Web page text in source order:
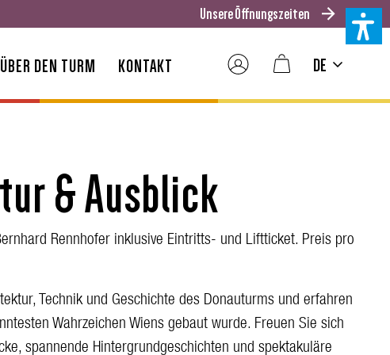
Unsere Öffnungszeiten
ÜBER DEN TURM KONTAKT DE
& Ausblick
Rennhofer inklusive Eintritts- und Liftticket. Preis pro
Technik und Geschichte des Donauturms und erfahren
Wahrzeichen Wiens gebaut wurde. Freuen Sie sich
spannende Hintergrundgeschichten und spektakuläre